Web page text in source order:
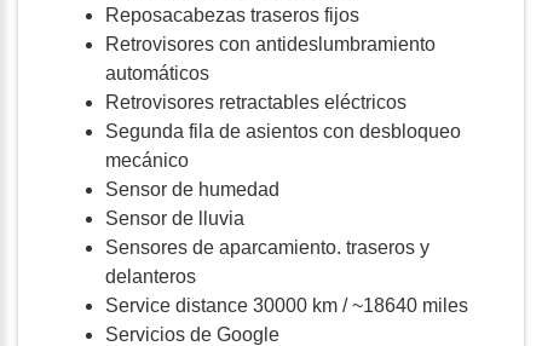
Reposacabezas traseros fijos
Retrovisores con antideslumbramiento
automáticos
Retrovisores retractables eléctricos
Segunda fila de asientos con desbloqueo
mecánico
Sensor de humedad
Sensor de lluvia
Sensores de aparcamiento. traseros y
delanteros
Service distance 30000 km / ~18640 miles
Servicios de Google